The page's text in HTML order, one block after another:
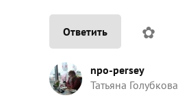
Ответить ✿
npo-persey
Татьяна Голубкова